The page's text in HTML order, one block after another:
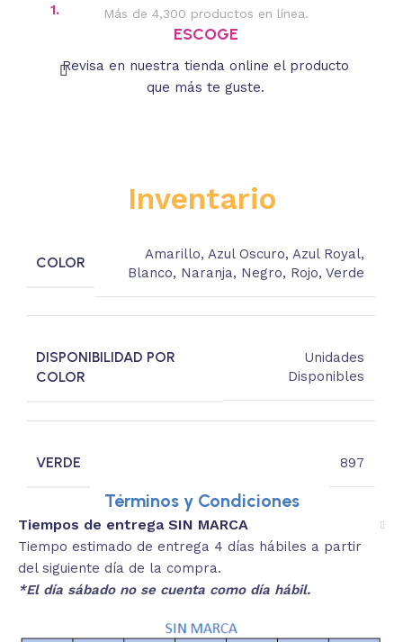
1. Más de 4,300 productos en línea.
ESCOGE
Revisa en nuestra tienda online el producto
que más te guste.
Inventario
COLOR
Amarillo, Azul Oscuro, Azul Royal,
Blanco, Naranja, Negro, Rojo,Verde
DISPONIBILIDAD POR
COLOR
Unidades
Disponibles
VERDE 897
Términos y Condiciones
Tiempos de entrega SIN MARCA
Tiempo estimado de entrega 4 días hábiles a partir
del siguiente día de la compra.
*El día sábado no se cuenta como día hábil.